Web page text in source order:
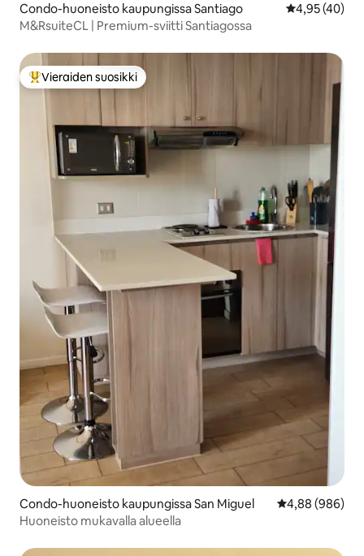
Condo-huoneisto kaupungissa Santiago
4,95 (40)
M&RsuiteCL | Premium-sviitti Santiagossa
Vieraiden suosikkien parhaimmistoa
Vieraiden suosikki
Condo-huoneisto kaupungissa San Miguel
4,88 (986)
Huoneisto mukavalla alueella